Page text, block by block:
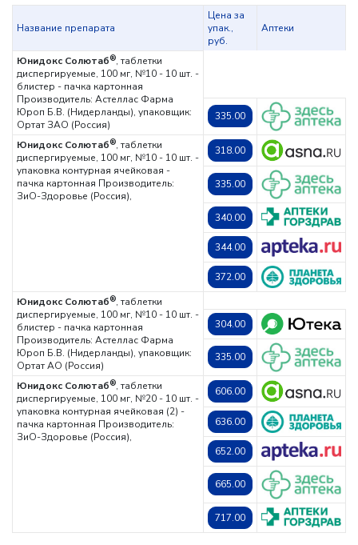
Название препарата
Цена за
упак.,
руб.
Аптеки
Юнидокс Солютаб®, таблетки
диспергируемые, 100 мг, №10 - 10 шт. -
блистер - пачка картонная
Производитель: Астеллас Фарма
Юроп Б.В. (Нидерланды), упаковщик:
Ортат ЗАО (Россия)
335.00
Юнидокс Солютаб®, таблетки
диспергируемые, 100 мг, №10 - 10 шт. -
упаковка контурная ячейковая -
пачка картонная Производитель:
ЗиО-Здоровье (Россия),
318.00
335.00
340.00
344.00
372.00
Юнидокс Солютаб®, таблетки
диспергируемые, 100 мг, №10 - 10 шт. -
блистер - пачка картонная
Производитель: Астеллас Фарма
Юроп Б.В. (Нидерланды), упаковщик:
Ортат АО (Россия)
304.00
335.00
Юнидокс Солютаб®, таблетки
диспергируемые, 100 мг, №20 - 10 шт. -
упаковка контурная ячейковая (2) -
пачка картонная Производитель:
ЗиО-Здоровье (Россия),
606.00
636.00
652.00
665.00
717.00